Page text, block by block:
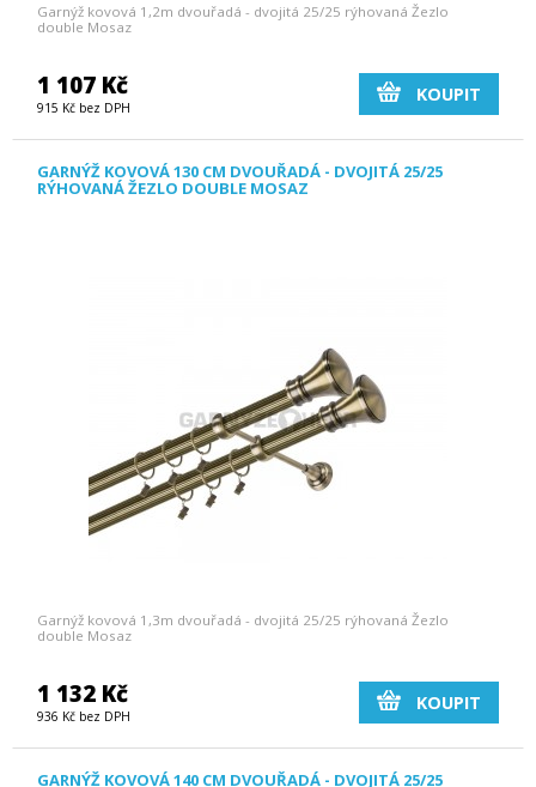
Garnýž kovová 1,2m dvouřadá - dvojitá 25/25 rýhovaná Žezlo
double Mosaz
1 107 Kč
915 Kč bez DPH
KOUPIT
GARNÝŽ KOVOVÁ 130 CM DVOUŘADÁ - DVOJITÁ 25/25
RÝHOVANÁ ŽEZLO DOUBLE MOSAZ
Garnýž kovová 1,3m dvouřadá - dvojitá 25/25 rýhovaná Žezlo
double Mosaz
1 132 Kč
936 Kč bez DPH
KOUPIT
GARNÝŽ KOVOVÁ 140 CM DVOUŘADÁ - DVOJITÁ 25/25